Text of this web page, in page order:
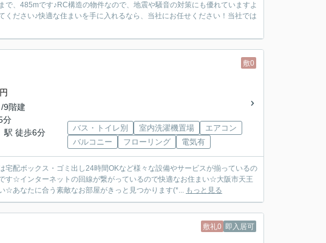
、485mです♪RC構造の物件なので、地震や騒音の対策にも優れていますよ
ださい♪快適な住まいを手に入れるなら、当社にお任せください！当社では
敷0
9階建
分
駅 徒歩6分 バス・トイレ別 室内洗濯機置場
エアコン
バルコニー
フローリング 電気有
配ボックス・ゴミ出し24時間OKなど様々な設備やサービスが揃っているの
☆インターネットの回線が繋がっているので快適なお住まい☆大阪市天王
☆あなたに合う素敵なお部屋がきっと見つかります(*... もっと見る
敷礼0 即入居可